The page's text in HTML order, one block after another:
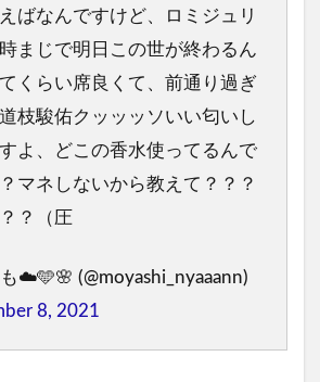
ばなんですけど、ロミジュリ
まじで明日この世が終わるん
くらい席良くて、前通り過ぎ
枝駿佑クッッッソいい匂いし
よ、どこの香水使ってるんで
マネしないから教えて？？？
？（圧
‎☁️🩵🌸 (@moyashi_nyaaann)
8, 2021